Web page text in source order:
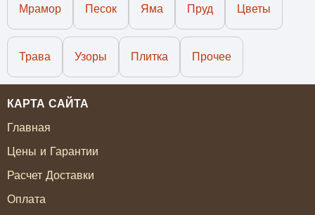
Мрамор Песок Яма Пруд Цветы
Трава Узоры Плитка Прочее
КАРТА САЙТА
Главная
Цены и Гарантии
Расчет Доставки
Оплата